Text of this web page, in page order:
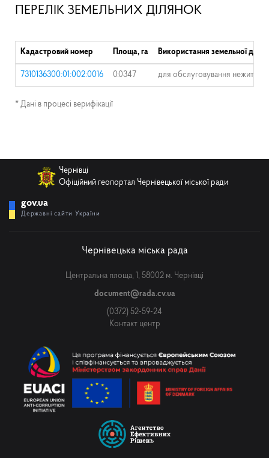
ПЕРЕЛІК ЗЕМЕЛЬНИХ ДІЛЯНОК
Кадастровий номер Площа, га Використання земельної
7310136300:01:002:0016 0.0347 для обслуговування
* Дані в процесі верифікації
Чернівці
Офіційний геопортал Чернівецької міської ради
gov.ua
Державні сайти України
Чернівецька міська рада
Центральна площа, 1, 58002 м. Чернівці
document@rada.cv.ua
(0372) 52-59-24
Контакт центр